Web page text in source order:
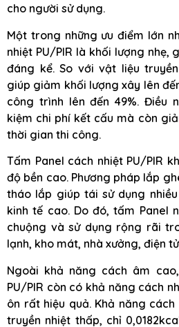
cho người sử dụng.
Một trong những ưu điểm lớn
nhiệt PU/PIR là khối lượng
đáng kể. So với vật liệu
giúp giảm khối lượng xây lên
công trình lên đến 49%. Điều
kiệm chi phí kết cấu mà còn
thời gian thi công.
Tấm Panel cách nhiệt PU/PIR
độ bền cao. Phương pháp lắp
tháo lắp giúp tái sử dụng
kinh tế cao. Do đó, tấm Panel
chuộng và sử dụng rộng rãi
lạnh, kho mát, nhà xưởng, điện
Ngoài khả năng cách âm
PU/PIR còn có khả năng cách
ôn rất hiệu quả. Khả năng
truyền nhiệt thấp, chỉ